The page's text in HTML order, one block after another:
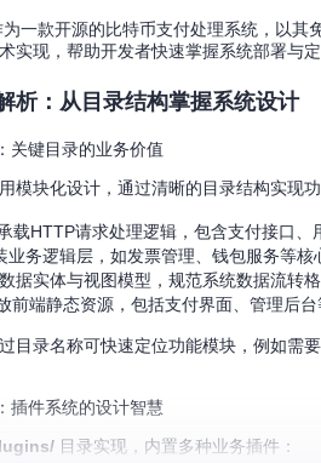
一款开源的比特币支付处理系统，以
实现，帮助开发者快速掌握系统部署与定
析：从目录结构掌握系统设计
关键目录的业务价值
模块化设计，通过清晰的目录结构实现
承载HTTP请求处理逻辑，包含支付接口、
业务逻辑层，如发票管理、钱包服务等核
数据实体与视图模型，规范系统数据流转
前端静态资源，包括支付界面、管理后
目录名称可快速定位功能模块，例如需
插件系统的设计智慧
目录实现，内置多种业务插件：